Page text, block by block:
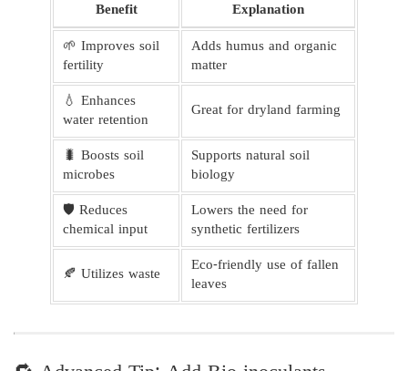
Benefit Explanation
🌱 Improves soil
fertility
Adds humus and organic
matter
💧 Enhances
water retention
Great for dryland farming
🐛 Boosts soil
microbes
Supports natural soil
biology
🛡️ Reduces
chemical input
Lowers the need for
synthetic fertilizers
🍂 Utilizes waste
Eco-friendly use of fallen
leaves